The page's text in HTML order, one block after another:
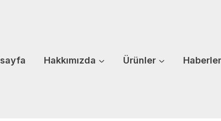
Hakkımızda Ürünler Haberler